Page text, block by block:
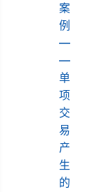
案
例
—
—
单
项
交
易
产
生
的